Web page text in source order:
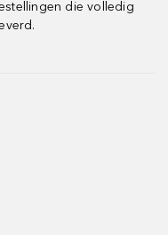
die volledig